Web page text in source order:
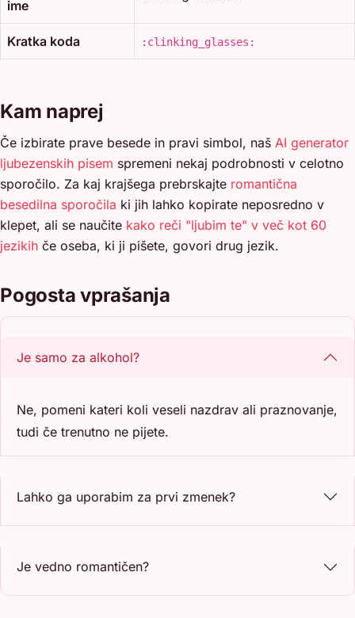
ime
Kratka koda :clinking_glasses:
Kam naprej
Če izbirate prave besede in pravi simbol, naš AI generator
ljubezenskih pisem spremeni nekaj podrobnosti v celotno
sporočilo. Za kaj krajšega prebrskajte romantična
besedilna sporočila ki jih lahko kopirate neposredno v
klepet, ali se naučite kako reči "ljubim te" v več kot 60
jezikih če oseba, ki ji pišete, govori drug jezik.
Pogosta vprašanja
Je samo za alkohol?
Ne, pomeni kateri koli veseli nazdrav ali praznovanje,
tudi če trenutno ne pijete.
Lahko ga uporabim za prvi zmenek?
Je vedno romantičen?